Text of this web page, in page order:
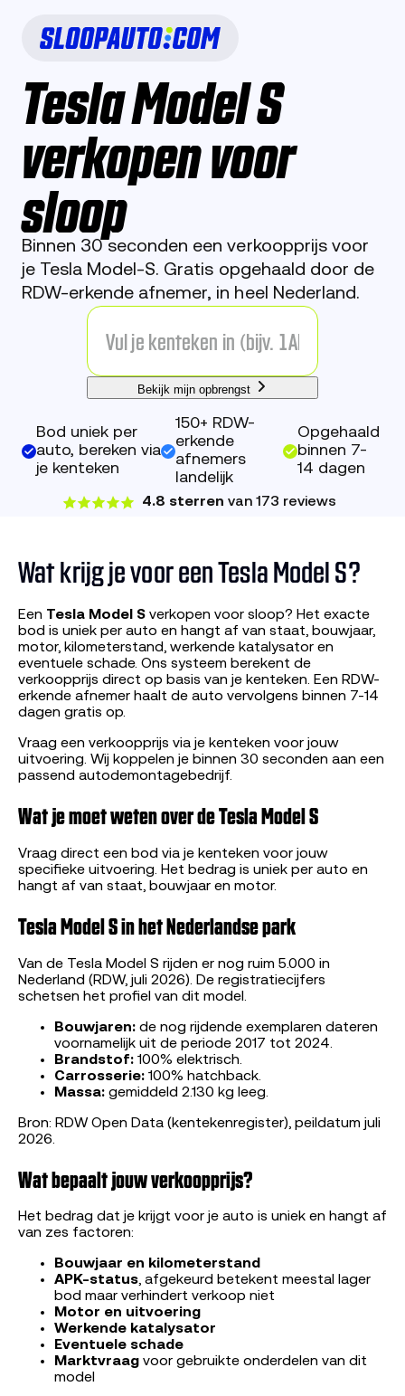
Tesla Model S
verkopen voor
sloop
Binnen 30 seconden een verkoopprijs voor
je Tesla Model-S. Gratis opgehaald door de
RDW-erkende afnemer, in heel Nederland.
Bekijk mijn opbrengst
Bod uniek per
auto, bereken via
je kenteken
150+ RDW-
erkende
afnemers
landelijk
Opgehaald
binnen 7-
14 dagen
4.8 sterren van 173 reviews
Wat krijg je voor een Tesla Model S?
Een Tesla Model S verkopen voor sloop? Het exacte
bod is uniek per auto en hangt af van staat, bouwjaar,
motor, kilometerstand, werkende katalysator en
eventuele schade. Ons systeem berekent de
verkoopprijs direct op basis van je kenteken. Een RDW-
erkende afnemer haalt de auto vervolgens binnen 7-14
dagen gratis op.
Vraag een verkoopprijs via je kenteken voor jouw
uitvoering. Wij koppelen je binnen 30 seconden aan een
passend autodemontagebedrijf.
Wat je moet weten over de Tesla Model S
Vraag direct een bod via je kenteken voor jouw
specifieke uitvoering. Het bedrag is uniek per auto en
hangt af van staat, bouwjaar en motor.
Tesla Model S in het Nederlandse park
Van de Tesla Model S rijden er nog ruim 5.000 in
Nederland (RDW, juli 2026). De registratiecijfers
schetsen het profiel van dit model.
Bouwjaren: de nog rijdende exemplaren dateren
voornamelijk uit de periode 2017 tot 2024.
Brandstof: 100% elektrisch.
Carrosserie: 100% hatchback.
Massa: gemiddeld 2.130 kg leeg.
Bron: RDW Open Data (kentekenregister), peildatum juli
2026.
Wat bepaalt jouw verkoopprijs?
Het bedrag dat je krijgt voor je auto is uniek en hangt af
van zes factoren:
Bouwjaar en kilometerstand
APK-status, afgekeurd betekent meestal lager
bod maar verhindert verkoop niet
Motor en uitvoering
Werkende katalysator
Eventuele schade
Marktvraag voor gebruikte onderdelen van dit
model